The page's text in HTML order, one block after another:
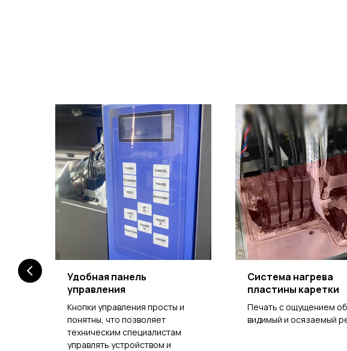
Удобная панель
управления
Кнопки управления просты и
понятны, что позволяет
техническим специалистам
управлять устройством и
Система нагрева
пластины каретки
Печать с ощущением
видимый и осязаемый